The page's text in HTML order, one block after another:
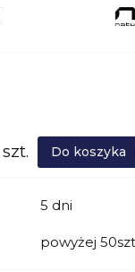
szt. Do koszyka
5 dni
powyżej 50szt